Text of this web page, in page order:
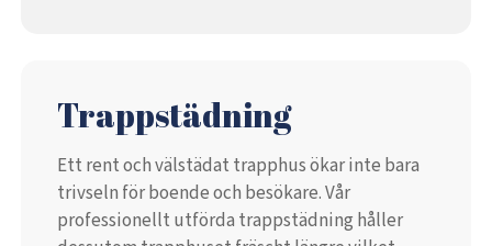
Trappstädning
Ett rent och välstädat trapphus ökar inte bara
trivseln för boende och besökare. Vår
professionellt utförda trappstädning håller